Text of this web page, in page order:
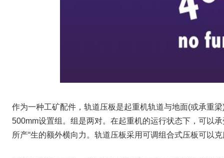
作为一种工矿配件，轨道压板是起重机轨道与地面(或承重
500mm设置组。组是两对。在起重机的运行状态下，可以
所产“生的额外横向力。轨道压板采用可调组合式压板可以